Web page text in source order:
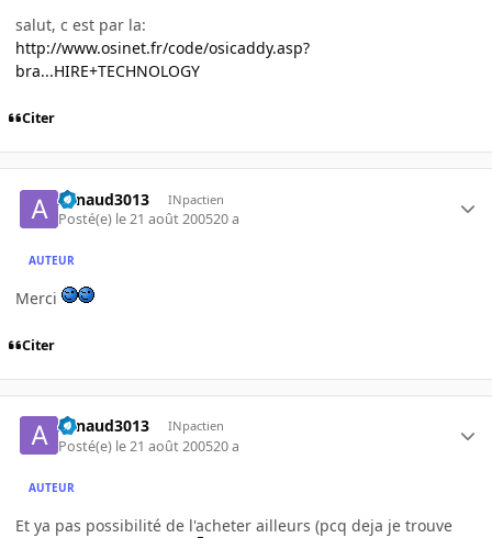
salut, c est par la:
http://www.osinet.fr/code/osicaddy.asp?
bra...HIRE+TECHNOLOGY
Citer
Arnaud3013 INpactien
Posté(e) le 21 août 200520 a
AUTEUR
Merci
Citer
Arnaud3013 INpactien
Posté(e) le 21 août 200520 a
AUTEUR
Et ya pas possibilité de l'acheter ailleurs (pcq deja je trouve